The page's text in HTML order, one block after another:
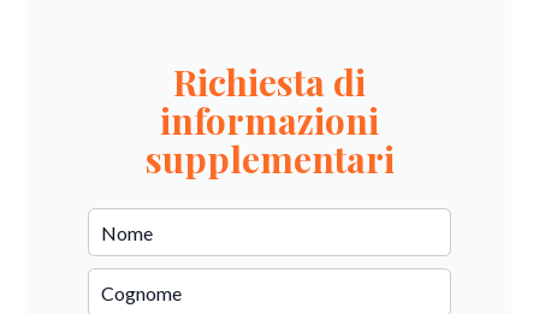
Richiesta di
informazioni
supplementari